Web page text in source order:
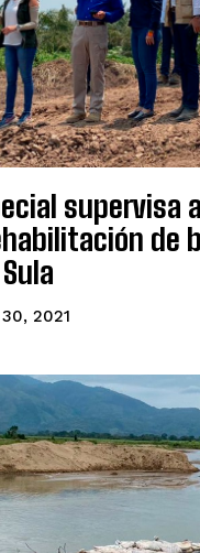
supervisa
de
2021